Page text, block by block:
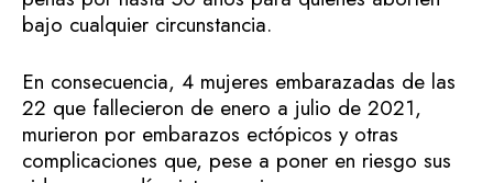
bajo cualquier circunstancia.
En consecuencia, 4 mujeres embarazadas de las
22 que fallecieron de enero a julio de 2021,
murieron por embarazos ectópicos y otras
complicaciones que, pese a poner en riesgo sus